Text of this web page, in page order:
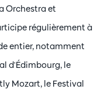
Orchestra et
régulièrement à
entier, notamment
d'Édimbourg, le
Mozart, le Festival